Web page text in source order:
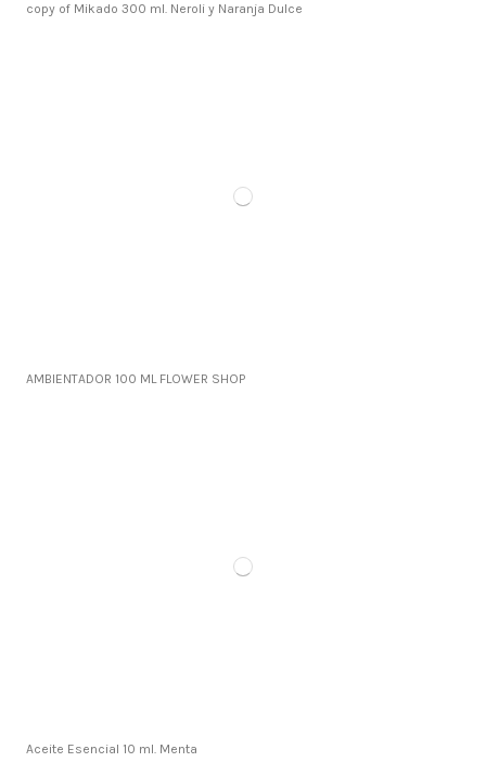
copy of Mikado 300 ml. Neroli y Naranja Dulce
AMBIENTADOR 100 ML FLOWER SHOP
Aceite Esencial 10 ml. Menta